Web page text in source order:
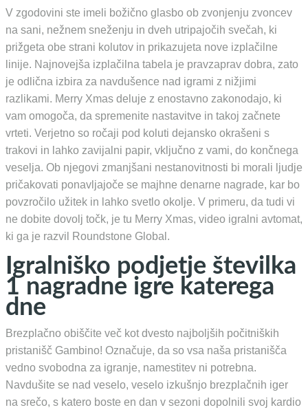
V zgodovini ste imeli božično glasbo ob zvonjenju zvoncev
na sani, nežnem sneženju in dveh utripajočih svečah, ki
prižgeta obe strani kolutov in prikazujeta nove izplačilne
linije. Najnovejša izplačilna tabela je pravzaprav dobra, zato
je odlična izbira za navdušence nad igrami z nižjimi
razlikami. Merry Xmas deluje z enostavno zakonodajo, ki
vam omogoča, da spremenite nastavitve in takoj začnete
vrteti. Verjetno so ročaji pod koluti dejansko okrašeni s
trakovi in ​​lahko zavijalni papir, vključno z vami, do končnega
veselja. Ob njegovi zmanjšani nestanovitnosti bi morali ljudje
pričakovati ponavljajoče se majhne denarne nagrade, kar bo
povzročilo užitek in lahko svetlo okolje. V primeru, da tudi vi
ne dobite dovolj točk, je tu Merry Xmas, video igralni avtomat,
ki ga je razvil Roundstone Global.
Igralniško podjetje številka
1 nagradne igre katerega
dne
Brezplačno obiščite več kot dvesto najboljših počitniških
pristanišč Gambino! Označuje, da so vsa naša pristanišča
vedno svobodna za igranje, namestitev ni potrebna.
Navdušite se nad veselo, veselo izkušnjo brezplačnih iger
na srečo, s katero boste en dan v sezoni dopolnili svoj kardio